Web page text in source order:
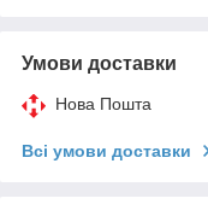
Умови доставки
Нова Пошта
Всі умови доставки